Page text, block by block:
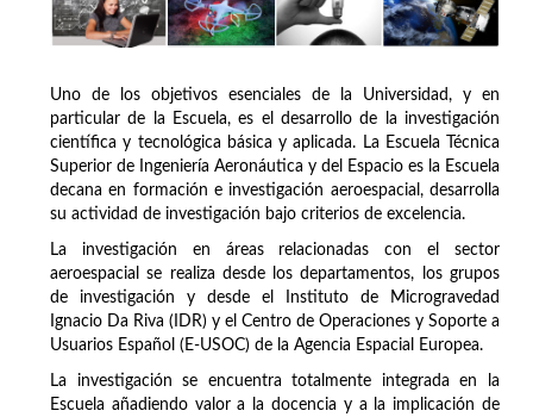
Uno de los objetivos esenciales de la Universidad, y en
particular de la Escuela, es el desarrollo de la investigación
científica y tecnológica básica y aplicada. La Escuela Técnica
Superior de Ingeniería Aeronáutica y del Espacio es la Escuela
decana en formación e investigación aeroespacial, desarrolla
su actividad de investigación bajo criterios de excelencia.
La investigación en áreas relacionadas con el sector
aeroespacial se realiza desde los departamentos, los grupos
de investigación y desde el Instituto de Microgravedad
Ignacio Da Riva (IDR) y el Centro de Operaciones y Soporte a
Usuarios Español (E-USOC) de la Agencia Espacial Europea.
La investigación se encuentra totalmente integrada en la
Escuela añadiendo valor a la docencia y a la implicación de